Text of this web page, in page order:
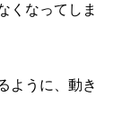
くなってしま
ように、動き